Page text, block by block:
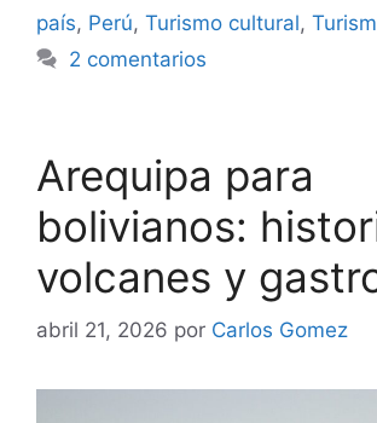
país, Perú, Turismo cultural,
2 comentarios
Arequipa para
bolivianos:
volcanes y
abril 21, 2026 por Carlos Gomez